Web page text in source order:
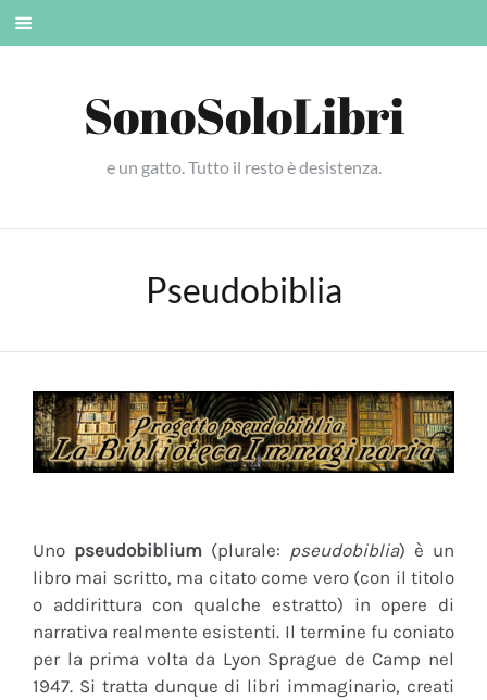
Skip
SonoSoloLibri
e un gatto. Tutto il resto è desistenza.
Pseudobiblia
Uno pseudobiblium (plurale: pseudobiblia) è un
libro mai scritto, ma citato come vero (con il titolo
o addirittura con qualche estratto) in opere di
narrativa realmente esistenti. Il termine fu coniato
per la prima volta da Lyon Sprague de Camp nel
1947. Si tratta dunque di libri immaginario, creati